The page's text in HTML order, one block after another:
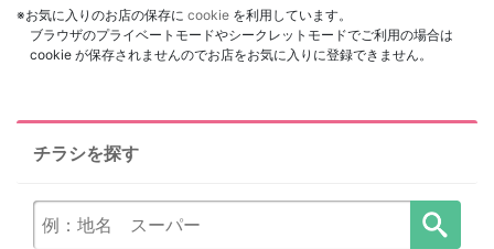
※お気に入りのお店の保存に cookie を利用しています。
ブラウザのプライベートモードやシークレットモードでご利用の場合は
cookie が保存されませんのでお店をお気に入りに登録できません。
チラシを探す